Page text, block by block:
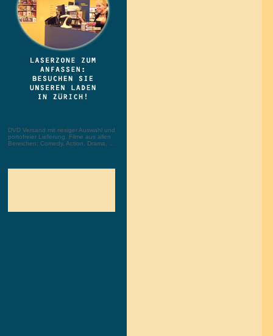
DVD Versand mit riesiger Auswahl und
portofreier Lieferung. Filme aus allen
Bereichen: Comedy, Action, Drama, ...